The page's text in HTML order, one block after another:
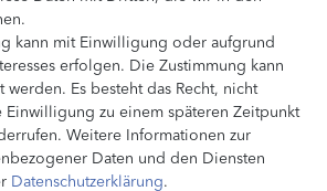
Kostenloser Versand
Kostenfreie Retouren
Kundensupport
Entdecken
Handschuhe
kann mit Einwilligung oder aufgrund
erfolgen. Die Zustimmung kann
Es besteht das Recht, nicht
zu einem späteren Zeitpunkt
Weitere Informationen zur
Daten und den Diensten
Daten­schutz­erklärung.